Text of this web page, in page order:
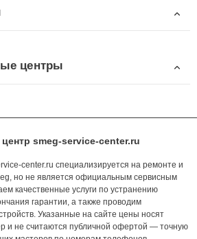
центры
smeg-service-center.ru
center.ru специализируется на ремонте и
но не является официальным сервисным
качественные услуги по устранению
гарантии, а также проводим
Указанные на сайте цены носят
и не считаются публичной офертой — точную